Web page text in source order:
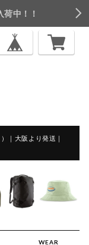
中！！
｜大阪より発送｜
WEAR